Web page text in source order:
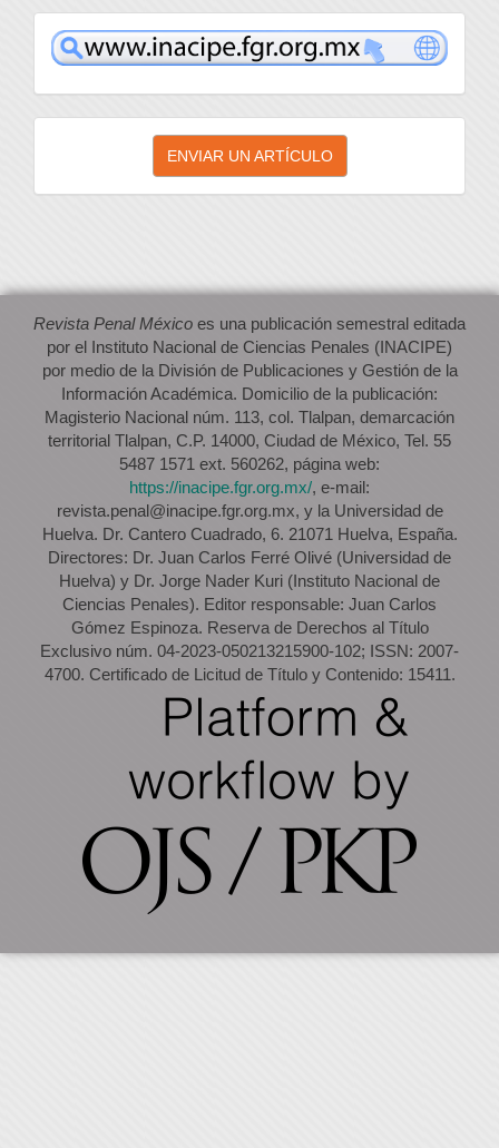
inacipe
Enviar
artículo
ENVIAR UN ARTÍCULO
Revista Penal México es una publicación semestral editada
por el Instituto Nacional de Ciencias Penales (INACIPE)
por medio de la División de Publicaciones y Gestión de la
Información Académica. Domicilio de la publicación:
Magisterio Nacional núm. 113, col. Tlalpan, demarcación
territorial Tlalpan, C.P. 14000, Ciudad de México, Tel. 55
5487 1571 ext. 560262, página web:
https://inacipe.fgr.org.mx/, e-mail:
revista.penal@inacipe.fgr.org.mx, y la Universidad de
Huelva. Dr. Cantero Cuadrado, 6. 21071 Huelva, España.
Directores: Dr. Juan Carlos Ferré Olivé (Universidad de
Huelva) y Dr. Jorge Nader Kuri (Instituto Nacional de
Ciencias Penales). Editor responsable: Juan Carlos
Gómez Espinoza. Reserva de Derechos al Título
Exclusivo núm. 04-2023-050213215900-102; ISSN: 2007-
4700. Certificado de Licitud de Título y Contenido: 15411.